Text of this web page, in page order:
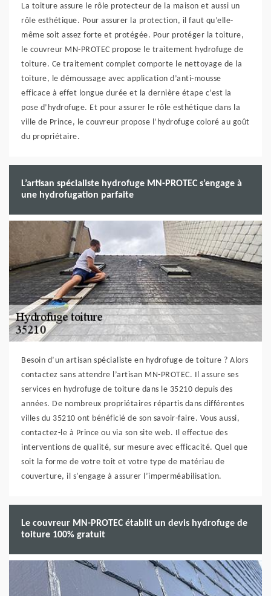
La toiture assure le rôle protecteur de la maison et aussi un
rôle esthétique. Pour assurer la protection, il faut qu’elle-
même soit assez forte et protégée. Pour protéger la toiture,
le couvreur MN-PROTEC propose le traitement hydrofuge de
toiture. Ce traitement complet comporte le nettoyage de la
toiture, le démoussage avec application d’anti-mousse
efficace à effet longue durée et la dernière étape c’est la
pose d’hydrofuge. Et pour assurer le rôle esthétique dans la
ville de Prince, le couvreur propose l’hydrofuge coloré au goût
du propriétaire.
L’artisan spécialiste hydrofuge MN-PROTEC s’engage à
une hydrofugation parfaite
Besoin d’un artisan spécialiste en hydrofuge de toiture ? Alors
contactez sans attendre l’artisan MN-PROTEC. Il assure ses
services en hydrofuge de toiture dans le 35210 depuis des
années. De nombreux propriétaires répartis dans différentes
villes du 35210 ont bénéficié de son savoir-faire. Vous aussi,
contactez-le à Prince ou via son site web. Il effectue des
interventions de qualité, sur mesure avec efficacité. Quel que
soit la forme de votre toit et votre type de matériau de
couverture, il s’engage à assurer l’imperméabilisation.
Le couvreur MN-PROTEC établit un devis hydrofuge de
toiture 100% gratuit